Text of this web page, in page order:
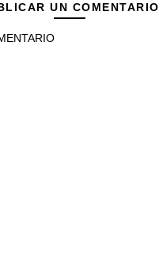
UN COMENTARIO